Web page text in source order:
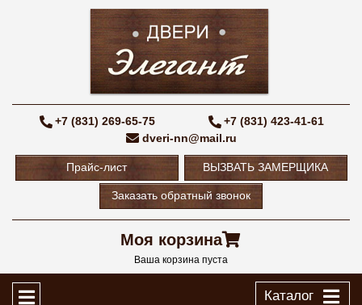
+7 (831) 269-65-75
+7 (831) 423-41-61
dveri-nn@mail.ru
Прайс-лист ВЫЗВАТЬ ЗАМЕРЩИКА
Заказать обратный звонок
Моя корзина
Ваша корзина пуста
Каталог